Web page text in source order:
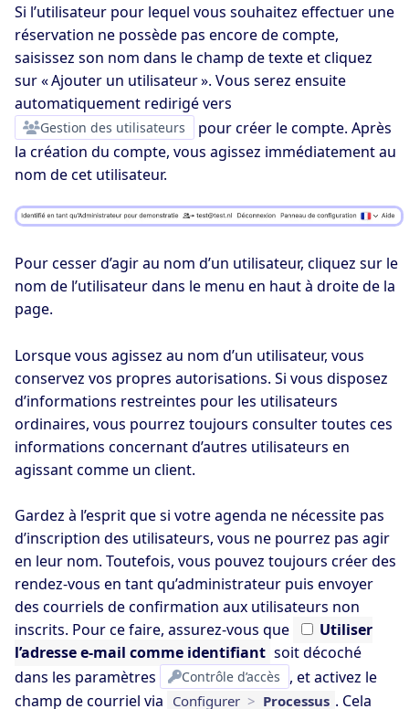
Si l’utilisateur pour lequel vous souhaitez effectuer une
réservation ne possède pas encore de compte,
saisissez son nom dans le champ de texte et cliquez
sur « Ajouter un utilisateur ». Vous serez ensuite
automatiquement redirigé vers
Gestion des utilisateurs
pour créer le compte. Après
la création du compte, vous agissez immédiatement au
nom de cet utilisateur.
Pour cesser d’agir au nom d’un utilisateur, cliquez sur le
nom de l’utilisateur dans le menu en haut à droite de la
page.
Lorsque vous agissez au nom d’un utilisateur, vous
conservez vos propres autorisations. Si vous disposez
d’informations restreintes pour les utilisateurs
ordinaires, vous pourrez toujours consulter toutes ces
informations concernant d’autres utilisateurs en
agissant comme un client.
Gardez à l’esprit que si votre agenda ne nécessite pas
d’inscription des utilisateurs, vous ne pourrez pas agir
en leur nom. Toutefois, vous pouvez toujours créer des
rendez-vous en tant qu’administrateur puis envoyer
des courriels de confirmation aux utilisateurs non
inscrits. Pour ce faire, assurez-vous que
Utiliser
l’adresse e-mail comme identifiant soit décoché
dans les paramètres
Contrôle d’accès
, et activez le
champ de courriel via Configurer > Processus . Cela